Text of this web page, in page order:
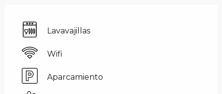
Lavavajillas
Wifi
Aparcamiento